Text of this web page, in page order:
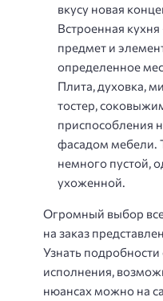
вкусу новая
Встроенная
предмет и
определенное
Плита, духовка,
тостер,
приспособления
фасадом мебели.
немного пустой,
ухоженной.
Огромный выбор
на заказ
Узнать подробности
исполнения,
нюансах можно на